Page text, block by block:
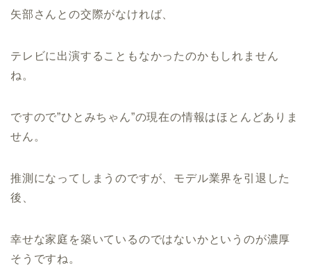
矢部さんとの交際がなければ、
テレビに出演することもなかったのかもしれません
ね。
ですので”ひとみちゃん”の現在の情報はほとんどありま
せん。
推測になってしまうのですが、モデル業界を引退した
後、
幸せな家庭を築いているのではないかというのが濃厚
そうですね。